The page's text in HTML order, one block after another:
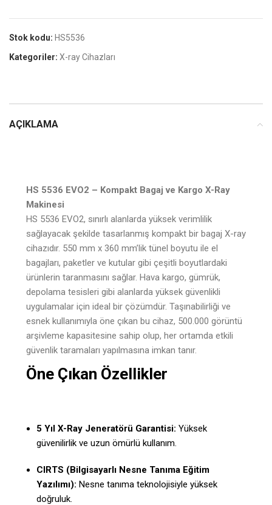
Stok kodu: HS5536
Kategoriler: X-ray Cihazları
AÇIKLAMA
HS 5536 EVO2 – Kompakt Bagaj ve Kargo X-Ray
Makinesi
HS 5536 EVO2, sınırlı alanlarda yüksek verimlilik
sağlayacak şekilde tasarlanmış kompakt bir bagaj X-ray
cihazıdır. 550 mm x 360 mm’lik tünel boyutu ile el
bagajları, paketler ve kutular gibi çeşitli boyutlardaki
ürünlerin taranmasını sağlar. Hava kargo, gümrük,
depolama tesisleri gibi alanlarda yüksek güvenlikli
uygulamalar için ideal bir çözümdür. Taşınabilirliği ve
esnek kullanımıyla öne çıkan bu cihaz, 500.000 görüntü
arşivleme kapasitesine sahip olup, her ortamda etkili
güvenlik taramaları yapılmasına imkan tanır.
Öne Çıkan Özellikler
5 Yıl X-Ray Jeneratörü Garantisi: Yüksek
güvenilirlik ve uzun ömürlü kullanım.
CIRTS (Bilgisayarlı Nesne Tanıma Eğitim
Yazılımı): Nesne tanıma teknolojisiyle yüksek
doğruluk.